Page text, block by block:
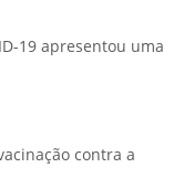
19 apresentou uma
contra a